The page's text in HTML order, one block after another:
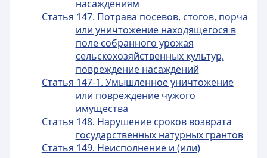
насаждениям
Статья 147. Потрава посевов, стогов, порча
или уничтожение находящегося в
поле собранного урожая
сельскохозяйственных культур,
повреждение насаждений
Статья 147-1. Умышленное уничтожение
или повреждение чужого
имущества
Статья 148. Нарушение сроков возврата
государственных натурных грантов
Статья 149. Неисполнение и (или)